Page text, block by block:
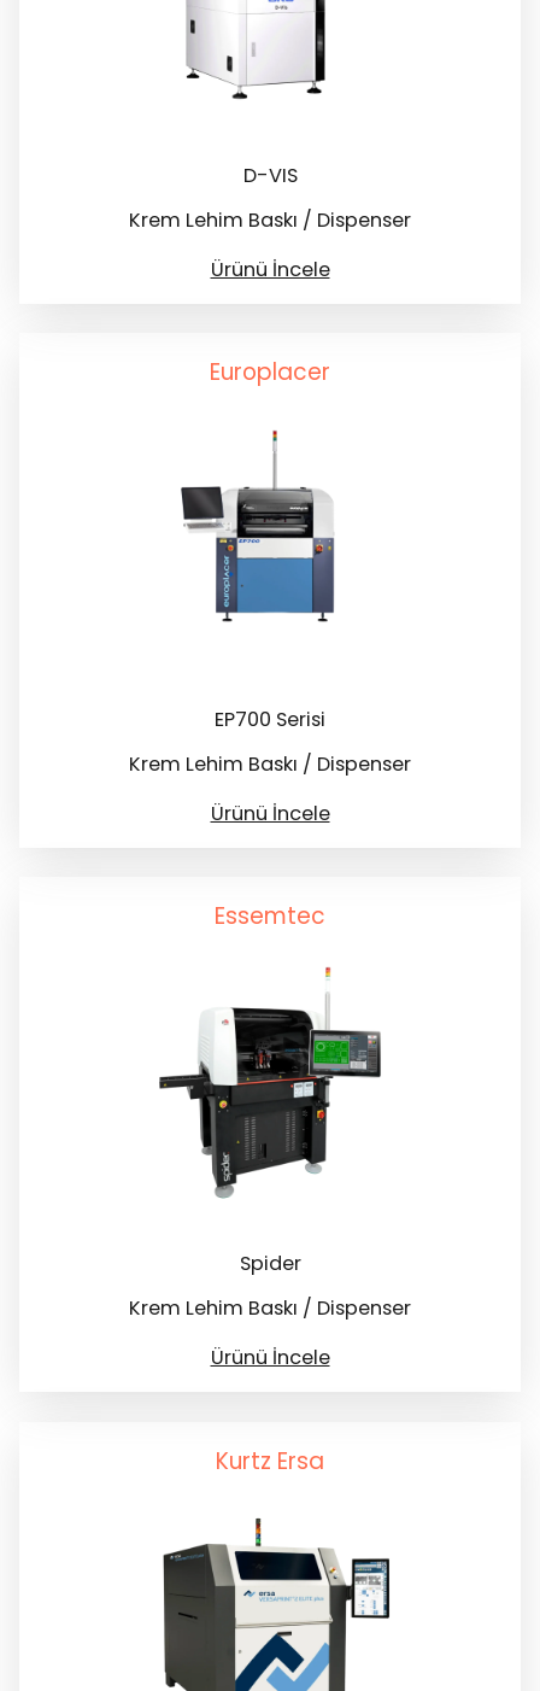
D-VIS
Krem Lehim Baskı / Dispenser
Ürünü İncele
Europlacer
EP700 Serisi
Krem Lehim Baskı / Dispenser
Ürünü İncele
Essemtec
Spider
Krem Lehim Baskı / Dispenser
Ürünü İncele
Kurtz Ersa